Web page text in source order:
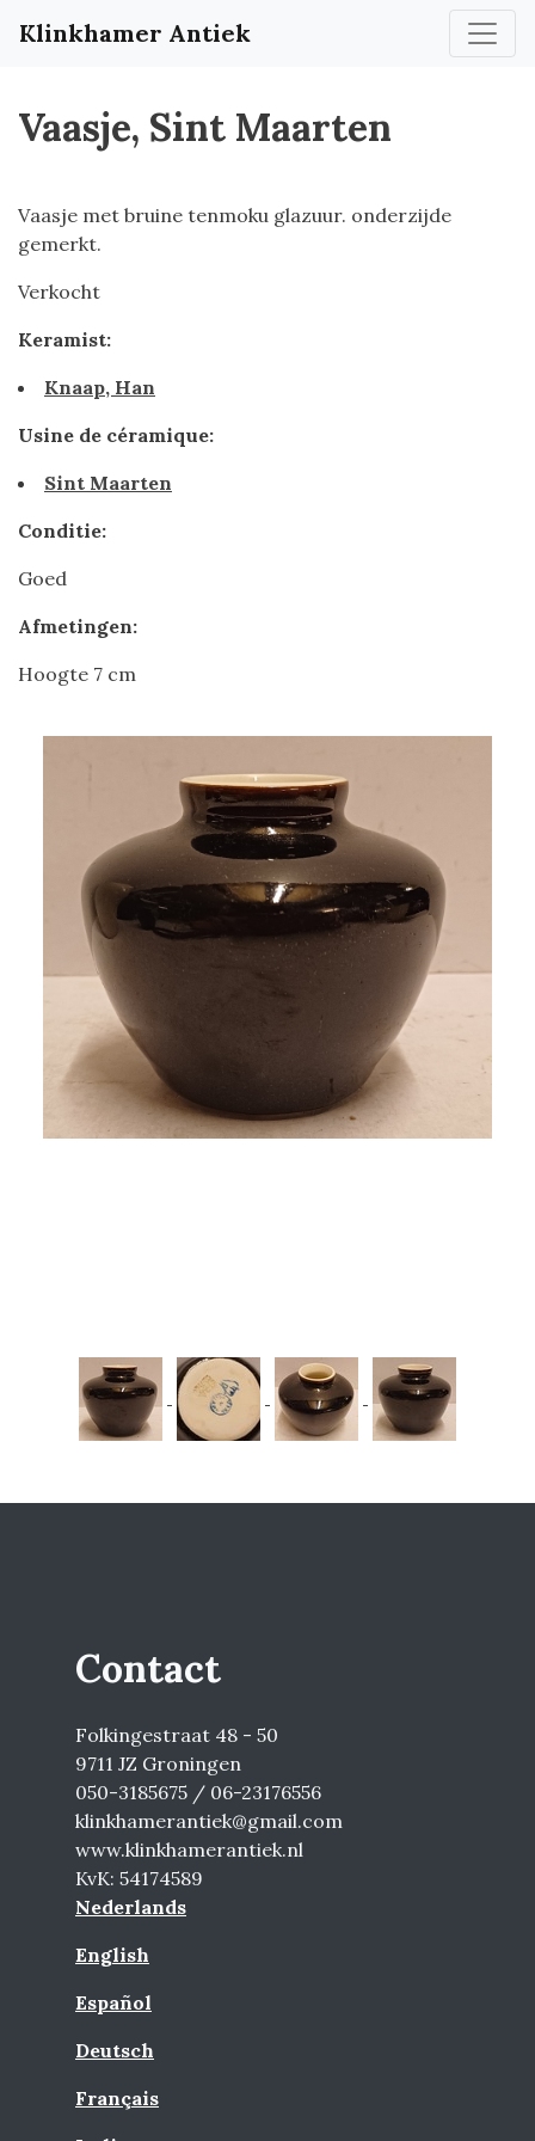
Klinkhamer Antiek
Vaasje, Sint Maarten
Vaasje met bruine tenmoku glazuur. onderzijde
gemerkt.
Verkocht
Keramist:
Knaap, Han
Usine de céramique:
Sint Maarten
Conditie:
Goed
Afmetingen:
Hoogte 7 cm
Contact
Folkingestraat 48 - 50
9711 JZ Groningen
050-3185675 / 06-23176556
klinkhamerantiek@gmail.com
www.klinkhamerantiek.nl
KvK: 54174589
Nederlands
English
Español
Deutsch
Français